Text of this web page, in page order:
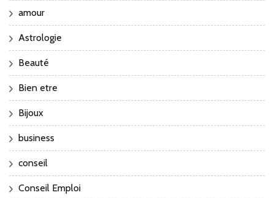
amour
Astrologie
Beauté
Bien etre
Bijoux
business
conseil
Conseil Emploi